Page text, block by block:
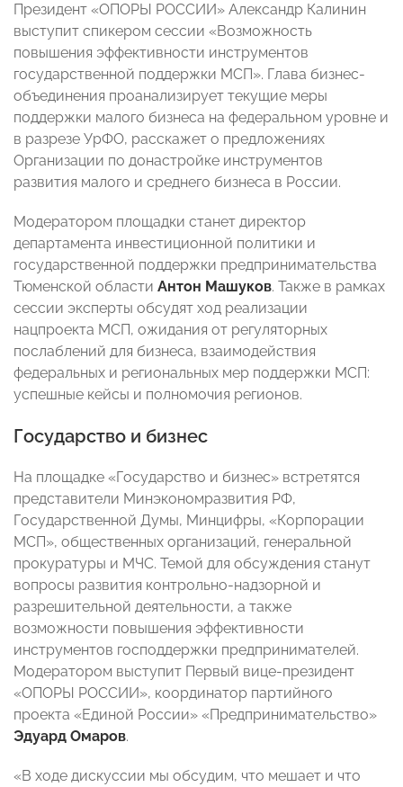
Президент «ОПОРЫ РОССИИ» Александр Калинин
выступит спикером сессии «Возможность
повышения эффективности инструментов
государственной поддержки МСП». Глава бизнес-
объединения проанализирует текущие меры
поддержки малого бизнеса на федеральном уровне и
в разрезе УрФО, расскажет о предложениях
Организации по донастройке инструментов
развития малого и среднего бизнеса в России.
Модератором площадки станет директор
департамента инвестиционной политики и
государственной поддержки предпринимательства
Тюменской области Антон Машуков. Также в рамках
сессии эксперты обсудят ход реализации
нацпроекта МСП, ожидания от регуляторных
послаблений для бизнеса, взаимодействия
федеральных и региональных мер поддержки МСП:
успешные кейсы и полномочия регионов.
Государство и бизнес
На площадке «Государство и бизнес» встретятся
представители Минэкономразвития РФ,
Государственной Думы, Минцифры, «Корпорации
МСП», общественных организаций, генеральной
прокуратуры и МЧС. Темой для обсуждения станут
вопросы развития контрольно-надзорной и
разрешительной деятельности, а также
возможности повышения эффективности
инструментов господдержки предпринимателей.
Модератором выступит Первый вице-президент
«ОПОРЫ РОССИИ», координатор партийного
проекта «Единой России» «Предпринимательство»
Эдуард Омаров.
«В ходе дискуссии мы обсудим, что мешает и что